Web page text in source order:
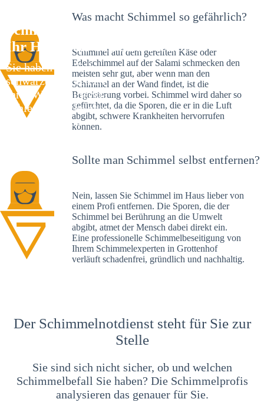
Schimmelexperte in Grottenhof –
Ihr Helfer an Ort und Stelle
Sie haben kürzlich
schwarze Flecken an
Ihrer Wand entdeckt?
Schlechte Nachrichten:
Sie haben einen
Was macht Schimmel so gefährlich?
Schimmel auf dem gereiften Käse oder
Edelschimmel auf der Salami schmecken den
meisten sehr gut, aber wenn man den
Schimmel an der Wand findet, ist die
Begeisterung vorbei. Schimmel wird daher so
gefürchtet, da die Sporen, die er in die Luft
abgibt, schwere Krankheiten hervorrufen
können.
Sollte man Schimmel selbst entfernen?
Nein, lassen Sie Schimmel im Haus lieber von
einem Profi entfernen. Die Sporen, die der
Schimmel bei Berührung an die Umwelt
abgibt, atmet der Mensch dabei direkt ein.
Eine professionelle Schimmelbeseitigung von
Ihrem Schimmelexperten in Grottenhof
verläuft schadenfrei, gründlich und nachhaltig.
Der Schimmelnotdienst steht für Sie zur
Stelle
Sie sind sich nicht sicher, ob und welchen
Schimmelbefall Sie haben? Die Schimmelprofis
analysieren das genauer für Sie.